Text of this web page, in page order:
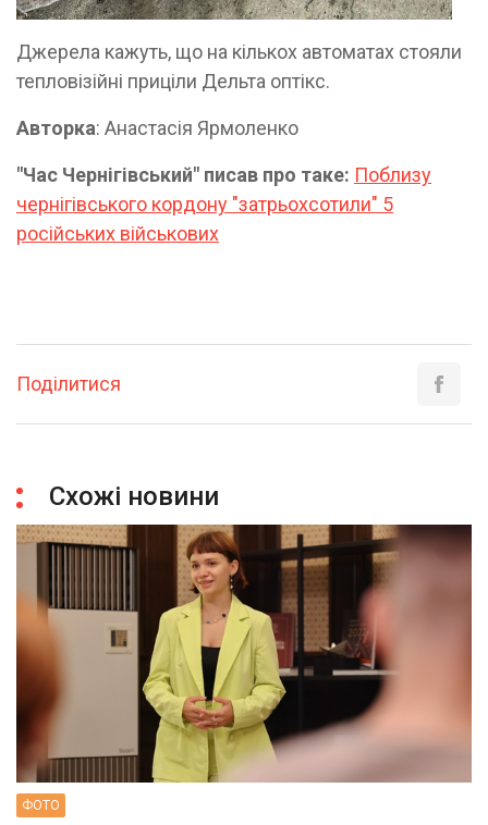
Джерела кажуть, що на кількох автоматах стояли
тепловізійні приціли Дельта оптікс.
Авторка: Анастасія Ярмоленко
"Час Чернігівський" писав про таке: Поблизу
чернігівського кордону "затрьохсотили" 5
російських військових
Поділитися
Схожі новини
ФОТО